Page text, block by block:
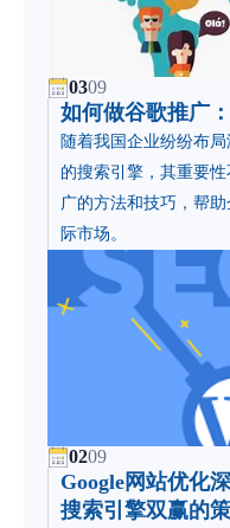
0309
如何做谷歌推广
随着我国企业纷纷布
的搜索引擎，其重要
广的方法和技巧，帮
际市场。
0209
Google网站优化
搜索引擎双赢的